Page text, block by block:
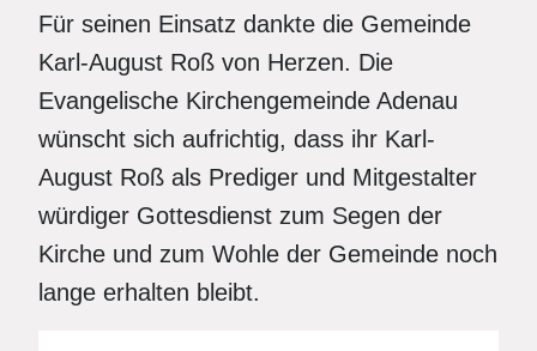
Für seinen Einsatz dankte die Gemeinde
Karl-August Roß von Herzen. Die
Evangelische Kirchengemeinde Adenau
wünscht sich aufrichtig, dass ihr Karl-
August Roß als Prediger und Mitgestalter
würdiger Gottesdienst zum Segen der
Kirche und zum Wohle der Gemeinde noch
lange erhalten bleibt.